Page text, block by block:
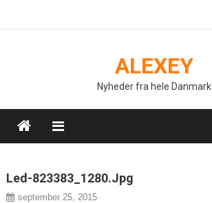
ALEXEY
Nyheder fra hele Danmark
Led-823383_1280.jpg
september 25, 2015